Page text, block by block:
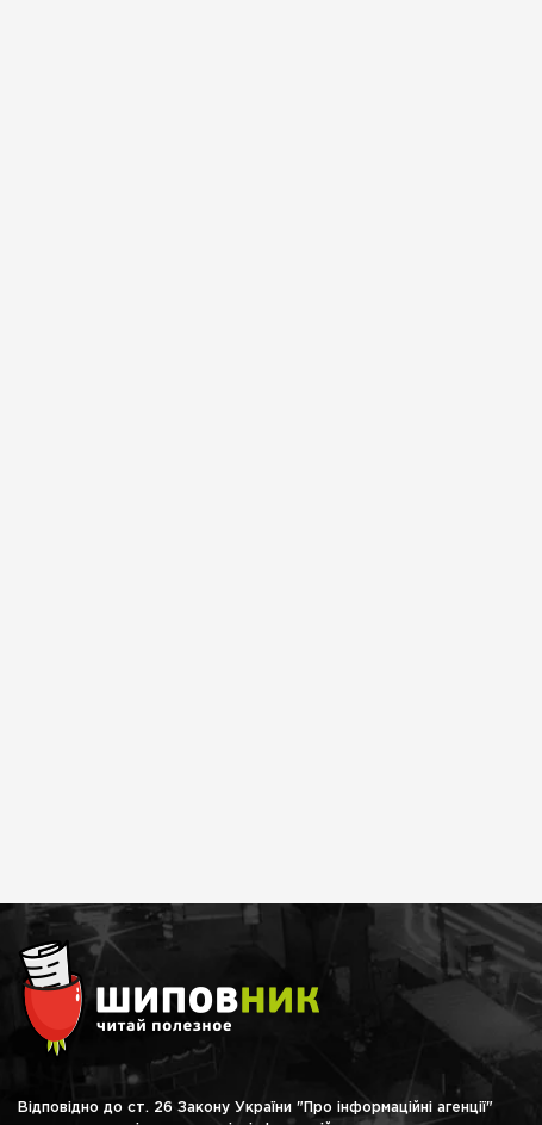
Відповідно до ст. 26 Закону України "Про інформаційні агенції"